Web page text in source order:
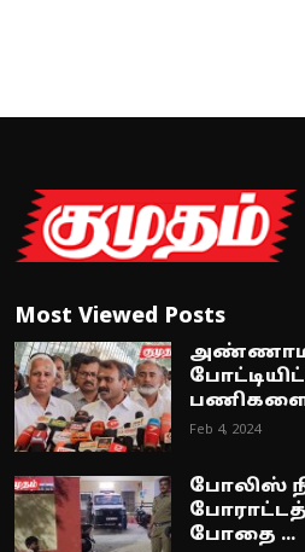
Most Viewed Posts
பணிகளை
Feb 4, 2024
போலிஸ்
போதை ...